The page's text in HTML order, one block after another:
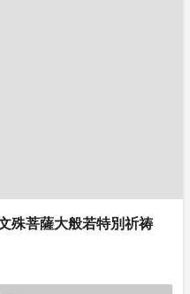
殊菩薩大般若特別祈祷